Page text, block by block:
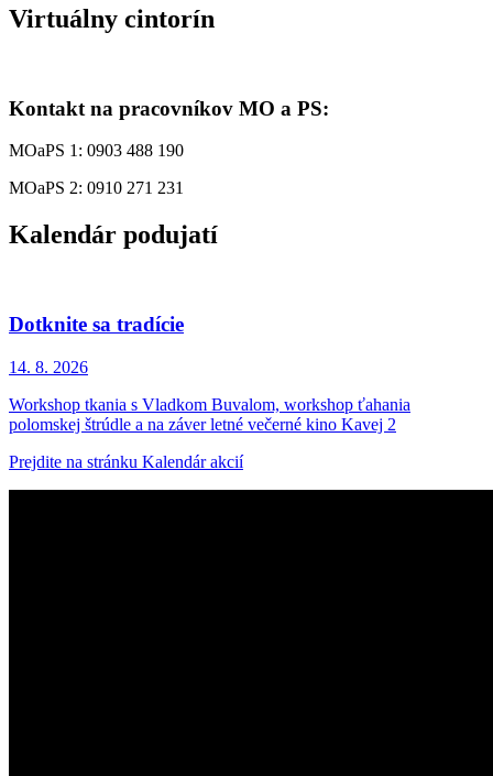
Virtuálny cintorín
Kontakt na pracovníkov MO a PS:
MOaPS 1: 0903 488 190
MOaPS 2: 0910 271 231
Kalendár podujatí
Dotknite sa tradície
14. 8. 2026
Workshop tkania s Vladkom Buvalom, workshop ťahania
polomskej štrúdle a na záver letné večerné kino Kavej 2
Prejdite na stránku Kalendár akcií